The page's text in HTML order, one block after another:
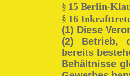
§ 15 Berlin-
§ 16
(1) Diese
(2) Betrieb,
bereits
Behältnisse